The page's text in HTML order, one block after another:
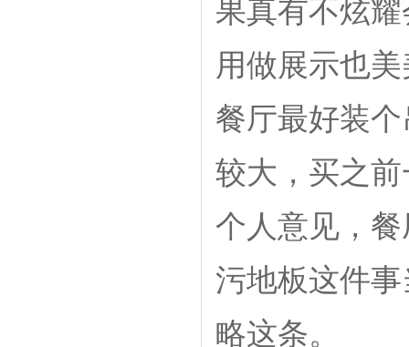
果真有不炫
用做展示也
餐厅最好装
较大，买之
个人意见，
污地板这件
略这条。